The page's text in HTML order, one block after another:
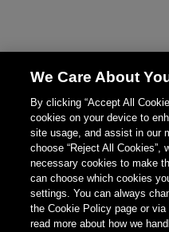
We Care About
By clicking “Accept All
cookies on your device to
site usage, and assist in our
choose “Reject All
necessary cookies to make
can choose which cookies
settings. You can always
the Cookie Policy page or
read more about how we